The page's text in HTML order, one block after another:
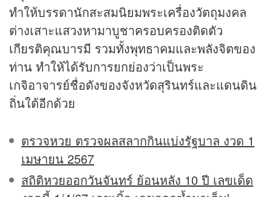
ทำให้บรรดานักสะสมนิยมพระเครื่องวัตถุมงคล
ต่างเสาะแสวงหามาบูชาครอบครองติดตัว
เกียรติคุณบารมี รวมทั้งพุทธาคมและพลังจิตของ
ท่าน ทำให้ได้รับการยกย่องว่าเป็นพระ
เกจิอาจารย์ชื่อดังของจังหวัดสุรินทร์และแดนดิน
ถิ่นใต้อีกด้วย
ตรวจหวย ตรวจผลสลากกินแบ่งรัฐบาล งวด 1
เมษายน 2567
สถิติหวยออกวันจันทร์ ย้อนหลัง 10 ปี เลขเด็ด